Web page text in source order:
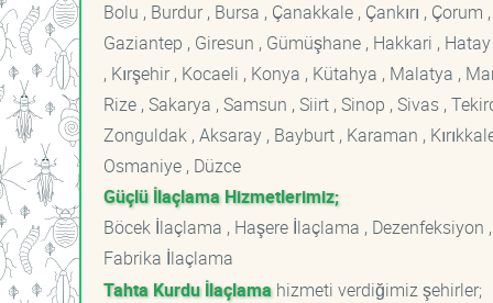
Bolu , Burdur , Bursa , Çanakkale , Çankırı ,
Gaziantep , Giresun , Gümüşhane , Hakkari ,
, Kırşehir , Kocaeli , Konya , Kütahya , Malatya ,
Rize , Sakarya , Samsun , Siirt , Sinop , Sivas ,
Zonguldak , Aksaray , Bayburt , Karaman ,
Osmaniye , Düzce
Güçlü İlaçlama Hizmetlerimiz;
Böcek İlaçlama , Haşere İlaçlama ,
Fabrika İlaçlama
Tahta Kurdu İlaçlama hizmeti verdiğimiz şehirler;